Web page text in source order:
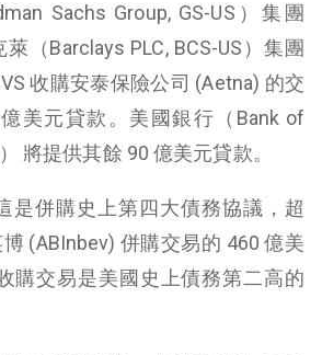
Sachs Group, GS-US）集團
（Barclays PLC, BCS-US）集團
收購安泰保險公司 (Aetna) 的交
美元貸款。美國銀行（Bank of
將提供其餘 90 億美元貸款。
是併購史上第四大債務協議，超
(ABInbev) 併購交易的 460 億美
購交易是美國史上債務第二高的